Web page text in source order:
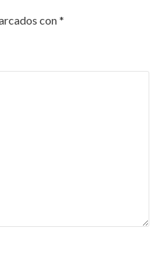
con*